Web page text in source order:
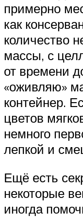
примерно
как
количество
массы, с
от времени
«оживляю»
контейнер.
цветов
немного
лепкой и
Ещё есть
некоторые
иногда